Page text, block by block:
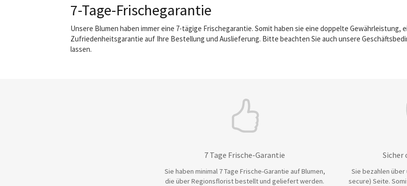
7-Tage-Frischegarantie
Unsere Blumen haben immer eine 7-tägige Frischegarantie. Somit haben sie eine doppelte Gewährleistung,
Zufriedenheitsgarantie auf Ihre Bestellung und Auslieferung. Bitte beachten Sie auch unsere
lassen.
7 Tage Frische-Garantie
Sie haben minimal 7 Tage Frische-Garantie auf Blumen,
die über Regionsflorist bestellt und geliefert werden.
Sicher
Sie bezahlen
secure) Seite.